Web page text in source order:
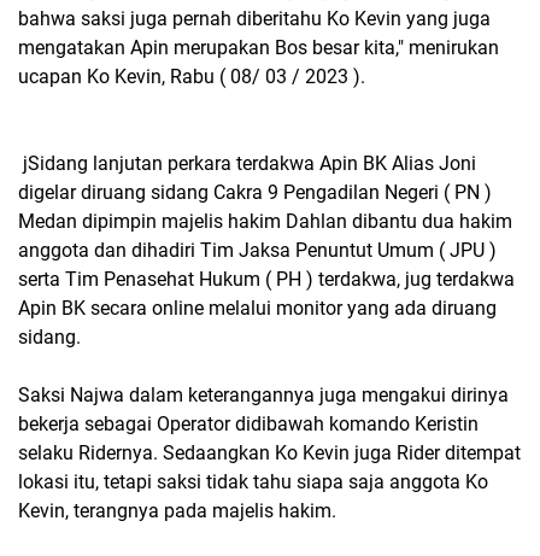
bahwa saksi juga pernah diberitahu Ko Kevin yang juga
mengatakan Apin merupakan Bos besar kita," menirukan
ucapan Ko Kevin, Rabu ( 08/ 03 / 2023 ).
jSidang lanjutan perkara terdakwa Apin BK Alias Joni
digelar diruang sidang Cakra 9 Pengadilan Negeri ( PN )
Medan dipimpin majelis hakim Dahlan dibantu dua hakim
anggota dan dihadiri Tim Jaksa Penuntut Umum ( JPU )
serta Tim Penasehat Hukum ( PH ) terdakwa, jug terdakwa
Apin BK secara online melalui monitor yang ada diruang
sidang.
Saksi Najwa dalam keterangannya juga mengakui dirinya
bekerja sebagai Operator didibawah komando Keristin
selaku Ridernya. Sedaangkan Ko Kevin juga Rider ditempat
lokasi itu, tetapi saksi tidak tahu siapa saja anggota Ko
Kevin, terangnya pada majelis hakim.